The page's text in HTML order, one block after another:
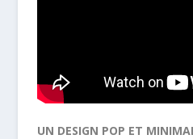
UN DESIGN POP ET